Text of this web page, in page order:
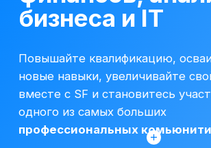
*Все иностранные термины и названия
вы можете найти с расшифровкой
Получить консультацию
Повышайте квалификацию, осваивайте
новые навыки, увеличивайте свой доход
профессиональных комьюнити